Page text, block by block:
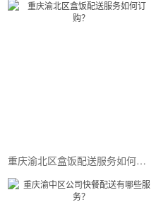
重庆渝北区盒饭配送服务如何订购？